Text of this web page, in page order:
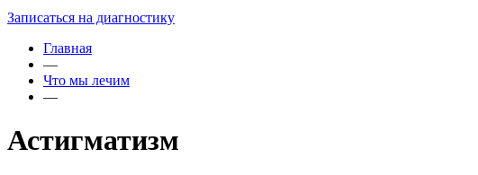
Записаться на диагностику
Главная
—
Что мы лечим
—
Астигматизм